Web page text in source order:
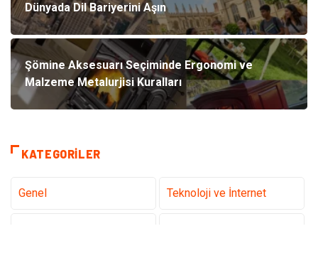
Dünyada Dil Bariyerini Aşın
Şömine Aksesuarı Seçiminde Ergonomi ve
Malzeme Metalurjisi Kuralları
KATEGORILER
Genel Teknoloji ve İnternet